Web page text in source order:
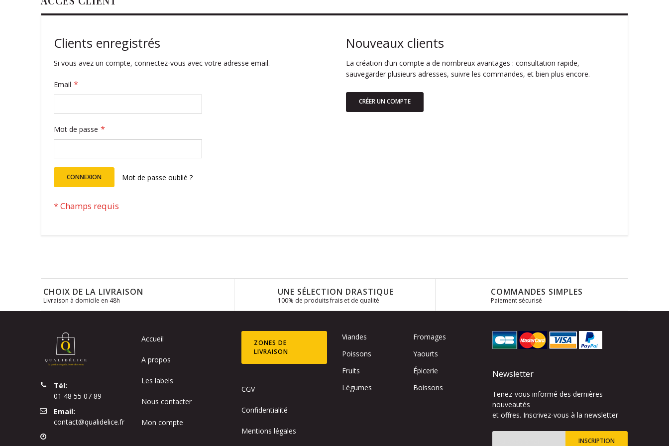
Clients enregistrés
Si vous avez un compte, connectez-vous avec votre adresse email.
Email
Mot de passe
CONNEXION Mot de passe oublié ?
Nouveaux clients
La création d’un compte a de nombreux avantages : consultation rapide,
sauvegarder plusieurs adresses, suivre les commandes, et bien plus encore.
CRÉER UN COMPTE
CHOIX DE LA LIVRAISON
Livraison à domicile en 48h
UNE SÉLECTION DRASTIQUE
100% de produits frais et de qualité
COMMANDES SIMPLES
Paiement sécurisé
Tél:
01 48 55 07 89
Email:
contact@qualidelice.fr
Accueil
A propos
Les labels
Nous contacter
Mon compte
ZONES DE
LIVRAISON
CGV
Confidentialité
Mentions légales
Viandes
Poissons
Fruits
Légumes
Fromages
Yaourts
Épicerie
Boissons
Newsletter
Tenez-vous informé des dernières
nouveautés
et offres. Inscrivez-vous à la newsletter
INSCRIPTION